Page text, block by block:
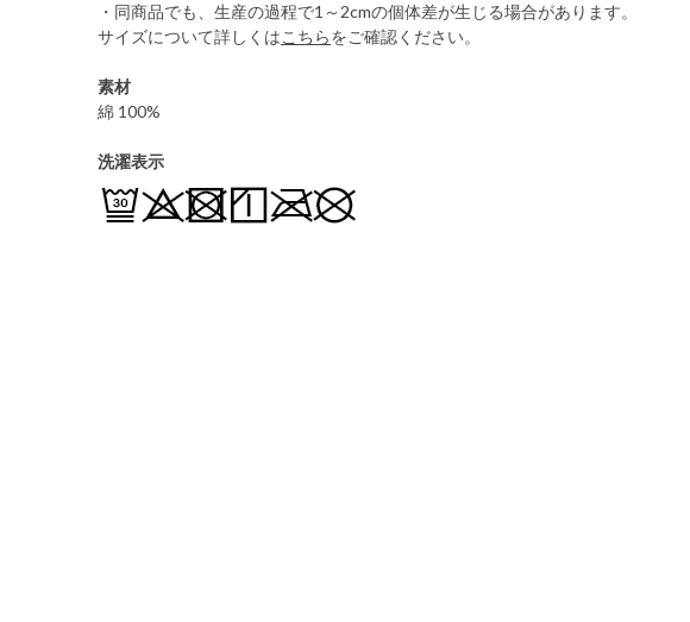
・同商品でも、生産の過程で1～2cmの個体差が生じる場合があります。
サイズについて詳しくはこちらをご確認ください。
素材
綿 100%
洗濯表示